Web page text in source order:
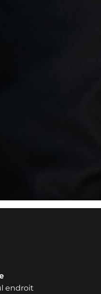
endroit